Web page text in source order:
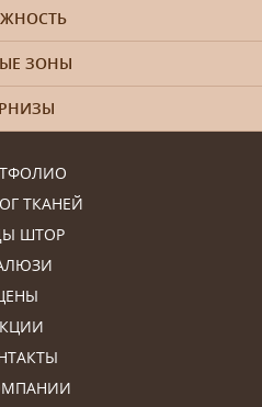
ТКАНЕЙ
ШТОР
ЗОНЫ